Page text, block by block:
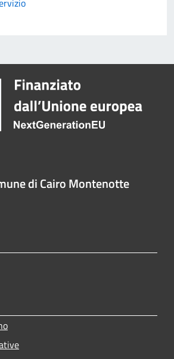
di Cairo Montenotte